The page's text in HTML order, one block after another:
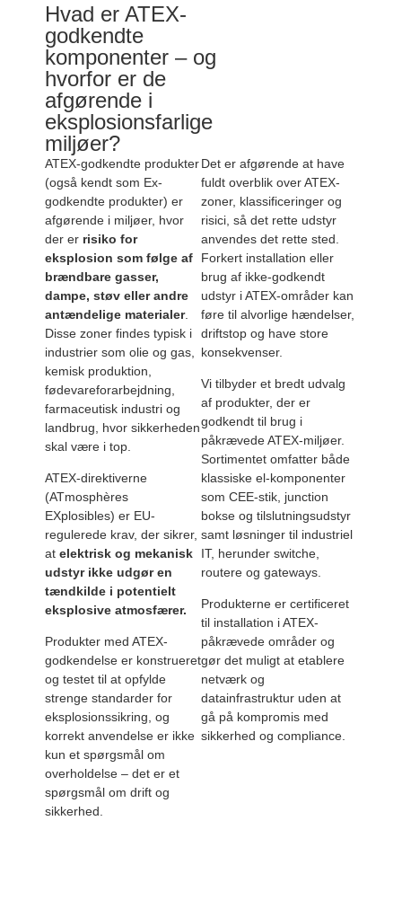
Hvad er ATEX-
godkendte
komponenter – og
hvorfor er de
afgørende i
eksplosionsfarlige
miljøer?
ATEX-godkendte produkter
(også kendt som Ex-
godkendte produkter) er
afgørende i miljøer, hvor
der er risiko for
eksplosion som følge af
brændbare gasser,
dampe, støv eller andre
antændelige materialer.
Disse zoner findes typisk i
industrier som olie og gas,
kemisk produktion,
fødevareforarbejdning,
farmaceutisk industri og
landbrug, hvor sikkerheden
skal være i top.
ATEX-direktiverne
(ATmosphères
EXplosibles) er EU-
regulerede krav, der sikrer,
at elektrisk og mekanisk
udstyr ikke udgør en
tændkilde i potentielt
eksplosive atmosfærer.
Produkter med ATEX-
godkendelse er konstrueret
og testet til at opfylde
strenge standarder for
eksplosionssikring, og
korrekt anvendelse er ikke
kun et spørgsmål om
overholdelse – det er et
spørgsmål om drift og
sikkerhed.
Det er afgørende at have
fuldt overblik over ATEX-
zoner, klassificeringer og
risici, så det rette udstyr
anvendes det rette sted.
Forkert installation eller
brug af ikke-godkendt
udstyr i ATEX-områder kan
føre til alvorlige hændelser,
driftstop og have store
konsekvenser.
Vi tilbyder et bredt udvalg
af produkter, der er
godkendt til brug i
påkrævede ATEX-miljøer.
Sortimentet omfatter både
klassiske el-komponenter
som CEE-stik, junction
bokse og tilslutningsudstyr
samt løsninger til industriel
IT, herunder switche,
routere og gateways.
Produkterne er certificeret
til installation i ATEX-
påkrævede områder og
gør det muligt at etablere
netværk og
datainfrastruktur uden at
gå på kompromis med
sikkerhed og compliance.